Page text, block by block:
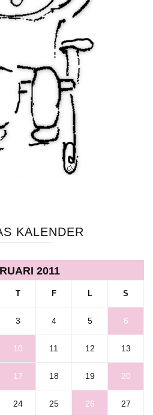
KALENDER
2011
T F L S
3 4 5 6
10 11 12 13
17 18 19 20
24 25 26 27